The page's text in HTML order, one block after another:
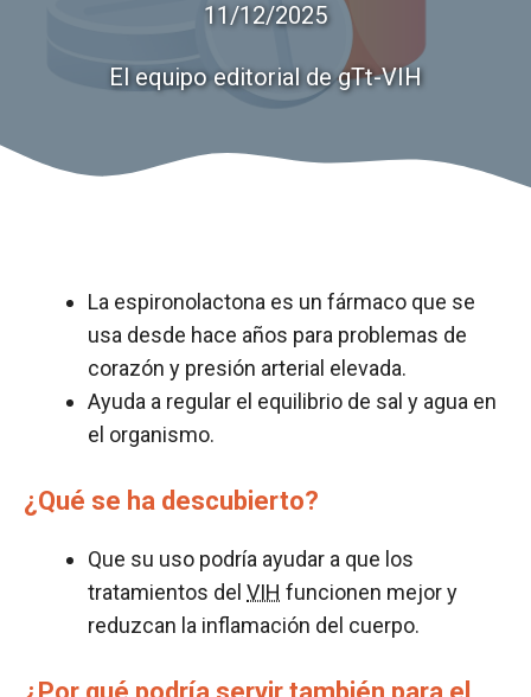
11/12/2025
El equipo editorial de gTt-VIH
La espironolactona es un fármaco que se
usa desde hace años para problemas de
corazón y presión arterial elevada.
Ayuda a regular el equilibrio de sal y agua en
el organismo.
¿Qué se ha descubierto?
Que su uso podría ayudar a que los
tratamientos del VIH funcionen mejor y
reduzcan la inflamación del cuerpo.